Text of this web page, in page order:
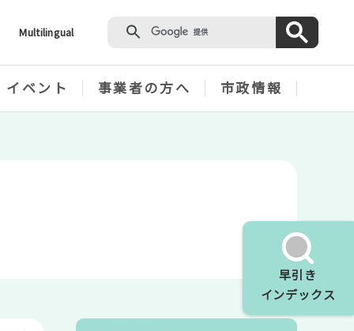
Multilingual
早引き
インデックス
イベント 事業者の方へ 市政情報